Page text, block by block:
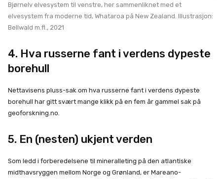
Bjørnelv elvesystem til venstre, her sammenliknet med et
elvesystem fra moderne tid, Whataroa på New Zealand. Illustrasjon:
Bellwald m.fl., 2021
4. Hva russerne fant i verdens dypeste
borehull
Nettavisens pluss-sak om hva russerne fant i verdens dypeste
borehull har gitt svært mange klikk på en fem år gammel sak på
geoforskning.no.
5. En (nesten) ukjent verden
Som ledd i forberedelsene til mineralleting på den atlantiske
midthavsryggen mellom Norge og Grønland, er Mareano-